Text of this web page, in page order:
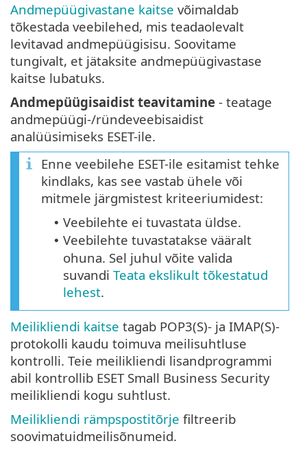
Andmepüügivastane kaitse võimaldab
tõkestada veebilehed, mis teadaolevalt
levitavad andmepüügisisu. Soovitame
tungivalt, et jätaksite andmepüügivastase
kaitse lubatuks.
Andmepüügisaidist teavitamine - teatage
andmepüügi-/ründeveebisaidist
analüüsimiseks ESET-ile.
Enne veebilehe ESET-ile esitamist tehke
kindlaks, kas see vastab ühele või
mitmele järgmistest kriteeriumidest:
• Veebilehte ei tuvastata üldse.
• Veebilehte tuvastatakse vääralt
ohuna. Sel juhul võite valida
suvandi Teata ekslikult tõkestatud
lehest.
Meilikliendi kaitse tagab POP3(S)- ja IMAP(S)-
protokolli kaudu toimuva meilisuhtluse
kontrolli. Teie meilikliendi lisandprogrammi
abil kontrollib ESET Small Business Security
meilikliendi kogu suhtlust.
Meilikliendi rämpspostitõrje filtreerib
soovimatuidmeilisõnumeid.